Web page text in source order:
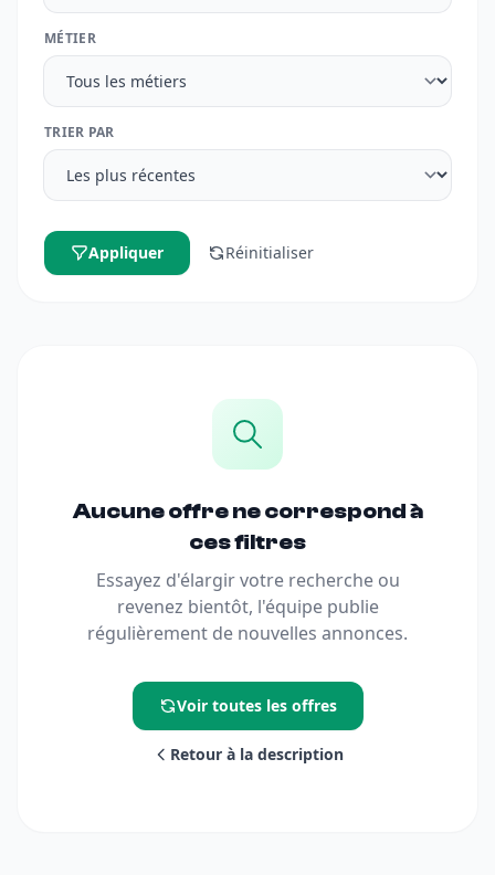
MÉTIER
TRIER PAR
Appliquer Réinitialiser
Aucune offre ne correspond à
ces filtres
Essayez d'élargir votre recherche ou
revenez bientôt, l'équipe publie
régulièrement de nouvelles annonces.
Voir toutes les offres
Retour à la description